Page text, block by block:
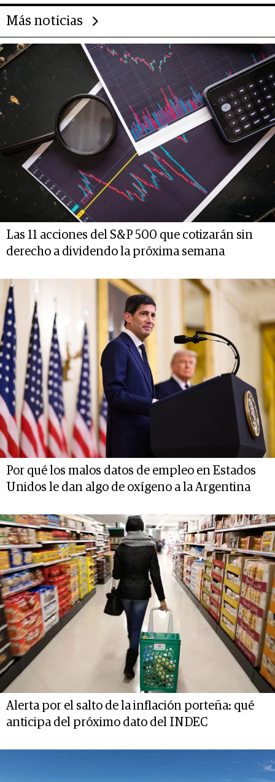
Más noticias
Las 11 acciones del S&P 500 que cotizarán sin
derecho a dividendo la próxima semana
Por qué los malos datos de empleo en Estados
Unidos le dan algo de oxígeno a la Argentina
Alerta por el salto de la inflación porteña: qué
anticipa del próximo dato del INDEC